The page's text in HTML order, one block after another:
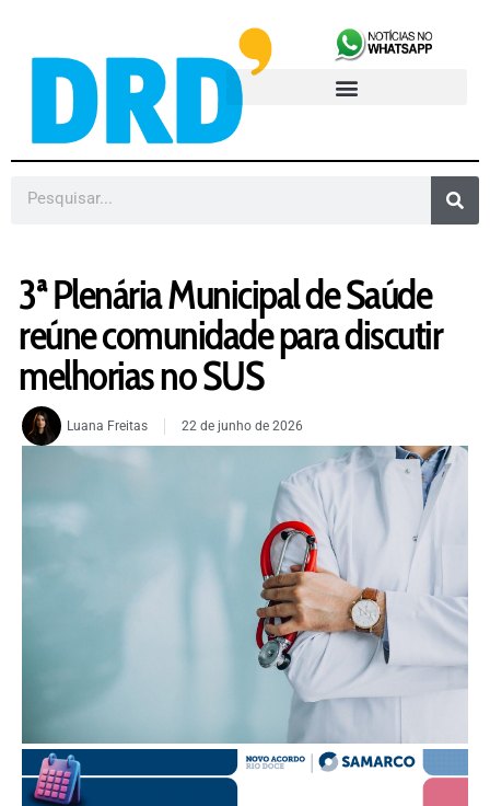
3ª Plenária Municipal de Saúde
reúne comunidade para discutir
melhorias no SUS
Luana Freitas 22 de junho de 2026
FOTO: Ilustrativa/Freepik